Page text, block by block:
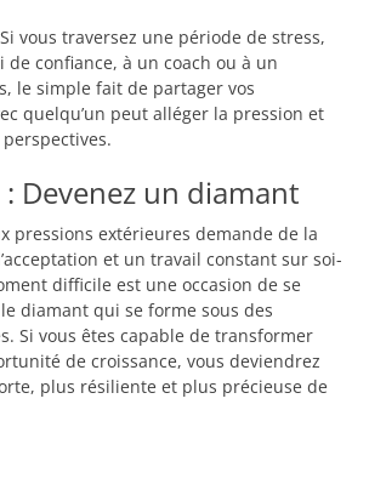
vous traversez une période de stress,
de confiance, à un coach ou à un
le simple fait de partager vos
quelqu’un peut alléger la pression et
Devenez un diamant
pressions extérieures demande de la
et un travail constant sur soi-
difficile est une occasion de se
diamant qui se forme sous des
Si vous êtes capable de transformer
de croissance, vous deviendrez
plus résiliente et plus précieuse de